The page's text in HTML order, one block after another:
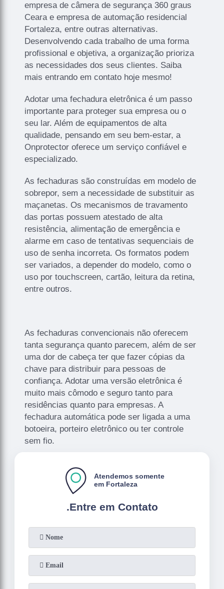
empresa de câmera de segurança 360 graus
Ceara e empresa de automação residencial
Fortaleza, entre outras alternativas.
Desenvolvendo cada trabalho de uma forma
profissional e objetiva, a organização prioriza
as necessidades dos seus clientes. Saiba
mais entrando em contato hoje mesmo!
Adotar uma fechadura eletrônica é um passo
importante para proteger sua empresa ou o
seu lar. Além de equipamentos de alta
qualidade, pensando em seu bem-estar, a
Onprotector oferece um serviço confiável e
especializado.
As fechaduras são construídas em modelo de
sobrepor, sem a necessidade de substituir as
maçanetas. Os mecanismos de travamento
das portas possuem atestado de alta
resistência, alimentação de emergência e
alarme em caso de tentativas sequenciais de
uso de senha incorreta. Os formatos podem
ser variados, a depender do modelo, como o
uso por touchscreen, cartão, leitura da retina,
entre outros.
As fechaduras convencionais não oferecem
tanta segurança quanto parecem, além de ser
uma dor de cabeça ter que fazer cópias da
chave para distribuir para pessoas de
confiança. Adotar uma versão eletrônica é
muito mais cômodo e seguro tanto para
residências quanto para empresas. A
fechadura automática pode ser ligada a uma
botoeira, porteiro eletrônico ou ter controle
sem fio.
.Entre em Contato
Atendemos somente
em Fortaleza